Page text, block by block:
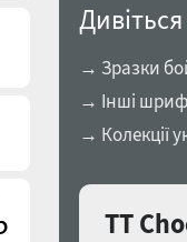
→ Зразки
→ Інші
→ Колекції
TT